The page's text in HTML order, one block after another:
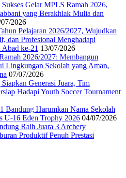
Gelar MPLS Ramah 2026,
yang Berakhlak Mulia dan
2026
Pelajaran 2026/2027, Wujudkan
dan Profesional Menghadapi
Abad ke-21 13/07/2026
2026/2027: Membangun
Lingkungan Sekolah yang Aman,
07/07/2026
Generasi Juara, Tim
Hadapi Youth Soccer Tournament
Bandung Harumkan Nama Sekolah
U-16 Eden Trophy 2026 04/07/2026
Raih Juara 3 Archery
Produktif Penuh Prestasi